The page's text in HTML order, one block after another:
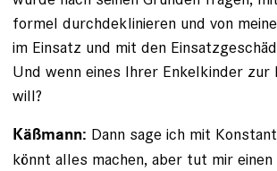
formel durchdeklinieren und von
im Einsatz und mit den
Und wenn eines Ihrer Enkelkinder zur
will?
Käßmann: Dann sage ich mit
könnt alles machen, aber tut mir